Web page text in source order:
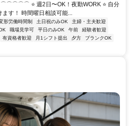
⭐ 週2日〜OK！夜勤WORK ⭐ 自分
す！ 時間曜日相談可能...
形労働時間制 土日祝のみOK
主婦・主夫歓迎
職場見学可 平日のみOK 午前
経験者歓迎
有資格者歓迎 月1シフト提出 夕方
ブランクOK